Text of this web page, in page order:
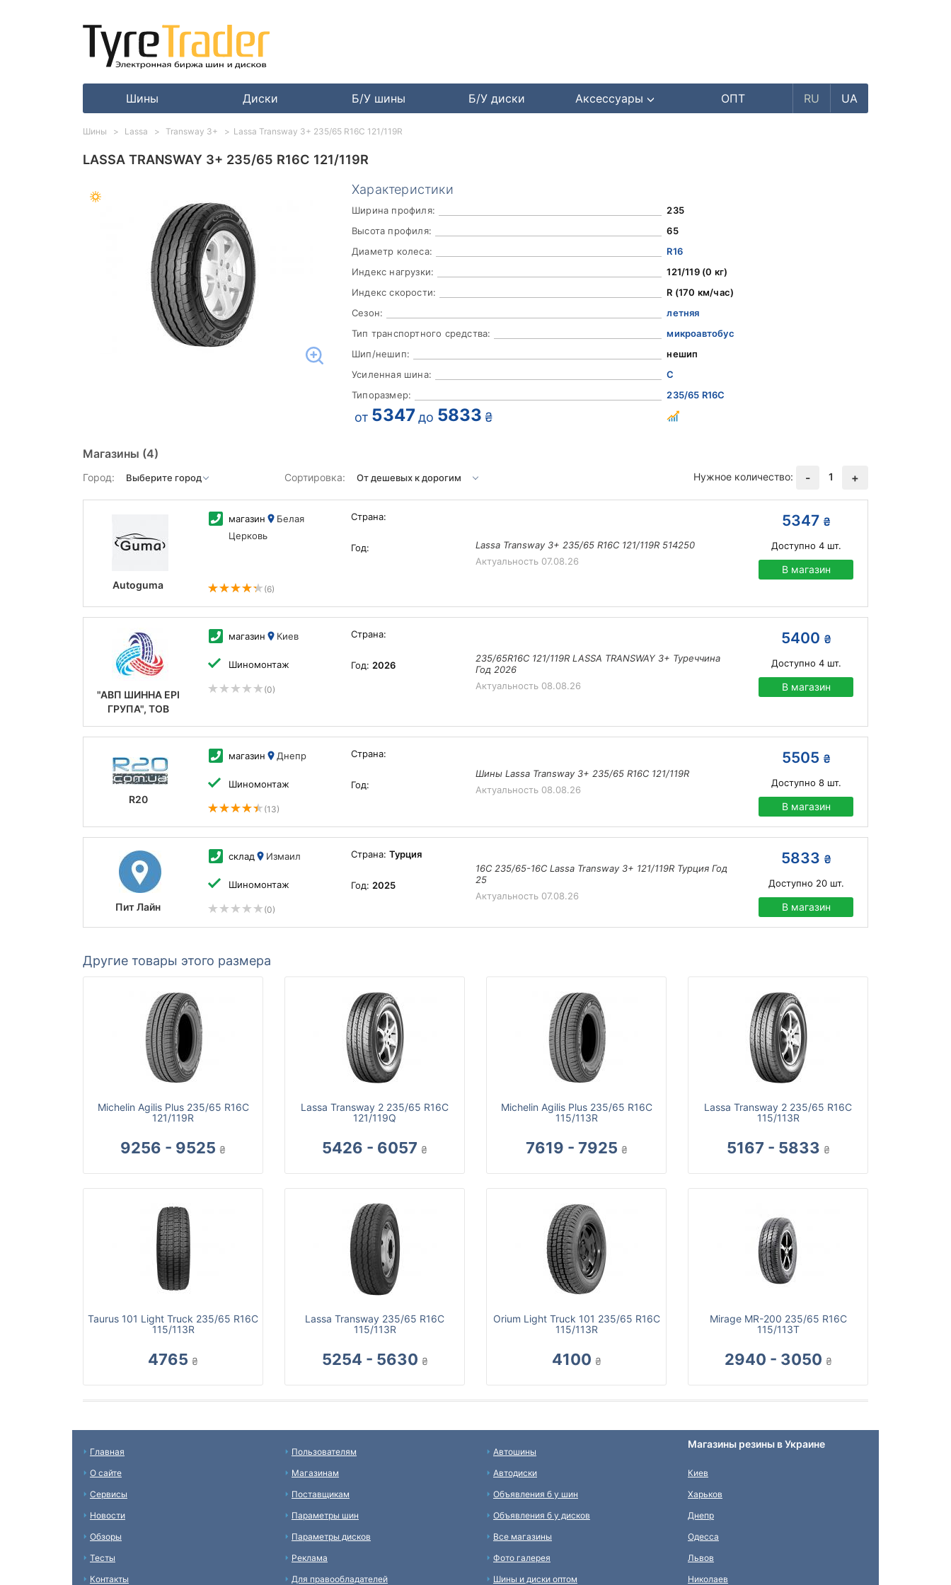
Шины Диски Б/У шины Б/У диски Аксессуары ОПТ RU UA
LASSA TRANSWAY 3+ 235/65 R16C 121/119R
Характеристики
Ширина профиля:
235
Высота профиля:
65
Диаметр колеса:
R16
Индекс нагрузки:
121/119 (0 кг)
Индекс скорости:
R (170 км/час)
Сезон:
летняя
Тип транспортного средства:
микроавтобус
Шип/нешип:
нешип
Усиленная шина:
C
Типоразмер:
235/65 R16C
от 5347 до 5833 ₴
Магазины (4)
Город: Сортировка: Нужное количество: - 1 +
Autoguma
магазин
Белая
Церковь
(6)
Страна:
Год:
Lassa Transway 3+ 235/65 R16C 121/119R 514250
Актуальность 07.08.26
5347 ₴
Доступно 4шт.
В магазин
"АВП ШИННА ЕРІ
ГРУПА", ТОВ
магазин Киев
Шиномонтаж
(0)
Страна:
Год: 2026
235/65R16C 121/119R LASSA TRANSWAY 3+ Туреччина
Год 2026
Актуальность 08.08.26
5400 ₴
Доступно 4шт.
В магазин
R20
магазин Днепр
Шиномонтаж
(13)
Страна:
Год:
Шины Lassa Transway 3+ 235/65 R16C 121/119R
Актуальность 08.08.26
5505 ₴
Доступно 8шт.
В магазин
Пит Лайн
склад Измаил
Шиномонтаж
(0)
Страна: Турция
Год: 2025
16С 235/65-16C Lassa Transway 3+ 121/119R Турция Год
25
Актуальность 07.08.26
5833 ₴
Доступно 20шт.
В магазин
Другие товары этого размера
Michelin Agilis Plus 235/65 R16C
121/119R
9256 - 9525 ₴
Lassa Transway 2 235/65 R16C
121/119Q
5426 - 6057 ₴
Michelin Agilis Plus 235/65 R16C
115/113R
7619 - 7925 ₴
Lassa Transway 2 235/65 R16C
115/113R
5167 - 5833 ₴
Taurus 101 Light Truck 235/65 R16C
115/113R
4765 ₴
Lassa Transway 235/65 R16C
115/113R
5254 - 5630 ₴
Orium Light Truck 101 235/65 R16C
115/113R
4100 ₴
Mirage MR-200 235/65 R16C
115/113T
2940 - 3050 ₴
Шины Lassa Transway 3+ Lassa Transway 3+ 235/65 R16C 121/119R
Главная
О сайте
Сервисы
Новости
Обзоры
Тесты
Контакты
Пользователям
Магазинам
Поставщикам
Параметры шин
Параметры дисков
Реклама
Для правообладателей
Автошины
Автодиски
Объявления б у шин
Объявления б у дисков
Все магазины
Фото галерея
Шины и диски оптом
Магазины резины в Украине
Киев
Харьков
Днепр
Одесса
Львов
Николаев